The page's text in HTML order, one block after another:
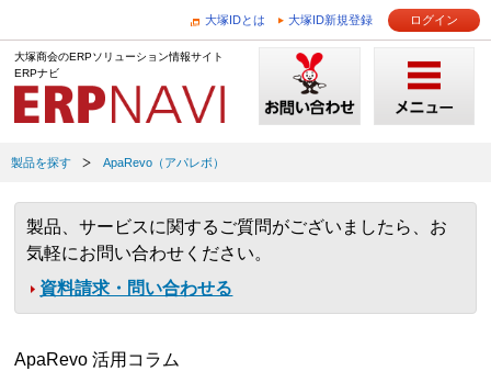
大塚IDとは 大塚ID新規登録 ログイン
大塚商会のERPソリューション情報サイト
ERPナビ
製品を探す ApaRevo（アパレボ）
製品、サービスに関するご質問がございましたら、お
気軽にお問い合わせください。
資料請求・問い合わせる
ApaRevo 活用コラム